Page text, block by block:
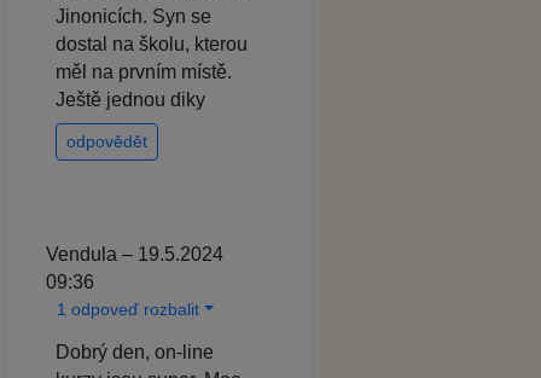
Jinonicích. Syn se
dostal na školu, kterou
měl na prvním místě.
Ještě jednou diky
odpovědět
Vendula – 19.5.2024
09:36
1 odpoveď rozbalit
Dobrý den, on-line